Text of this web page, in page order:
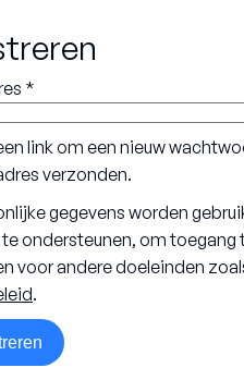
boren
*
link om een nieuw
verzonden.
gegevens worden
ondersteunen, om
voor andere doeleinden
.